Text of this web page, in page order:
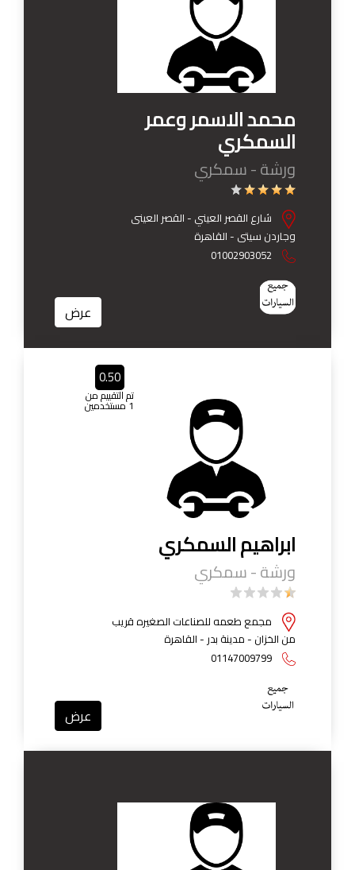
محمد الاسمر وعمر
السمكري
ورشة - سمكري
شارع القصر العيني - القصر العينى
وجاردن سيتى - القاهرة
01002903052
عرض
ابراهيم السمكري
ورشة - سمكري
مجمع طعمه للصناعات الصغيره قريب
من الخزان - مدينة بدر - القاهرة
01147009799
عرض
0.50
تم التقييم من
1 مستخدمين